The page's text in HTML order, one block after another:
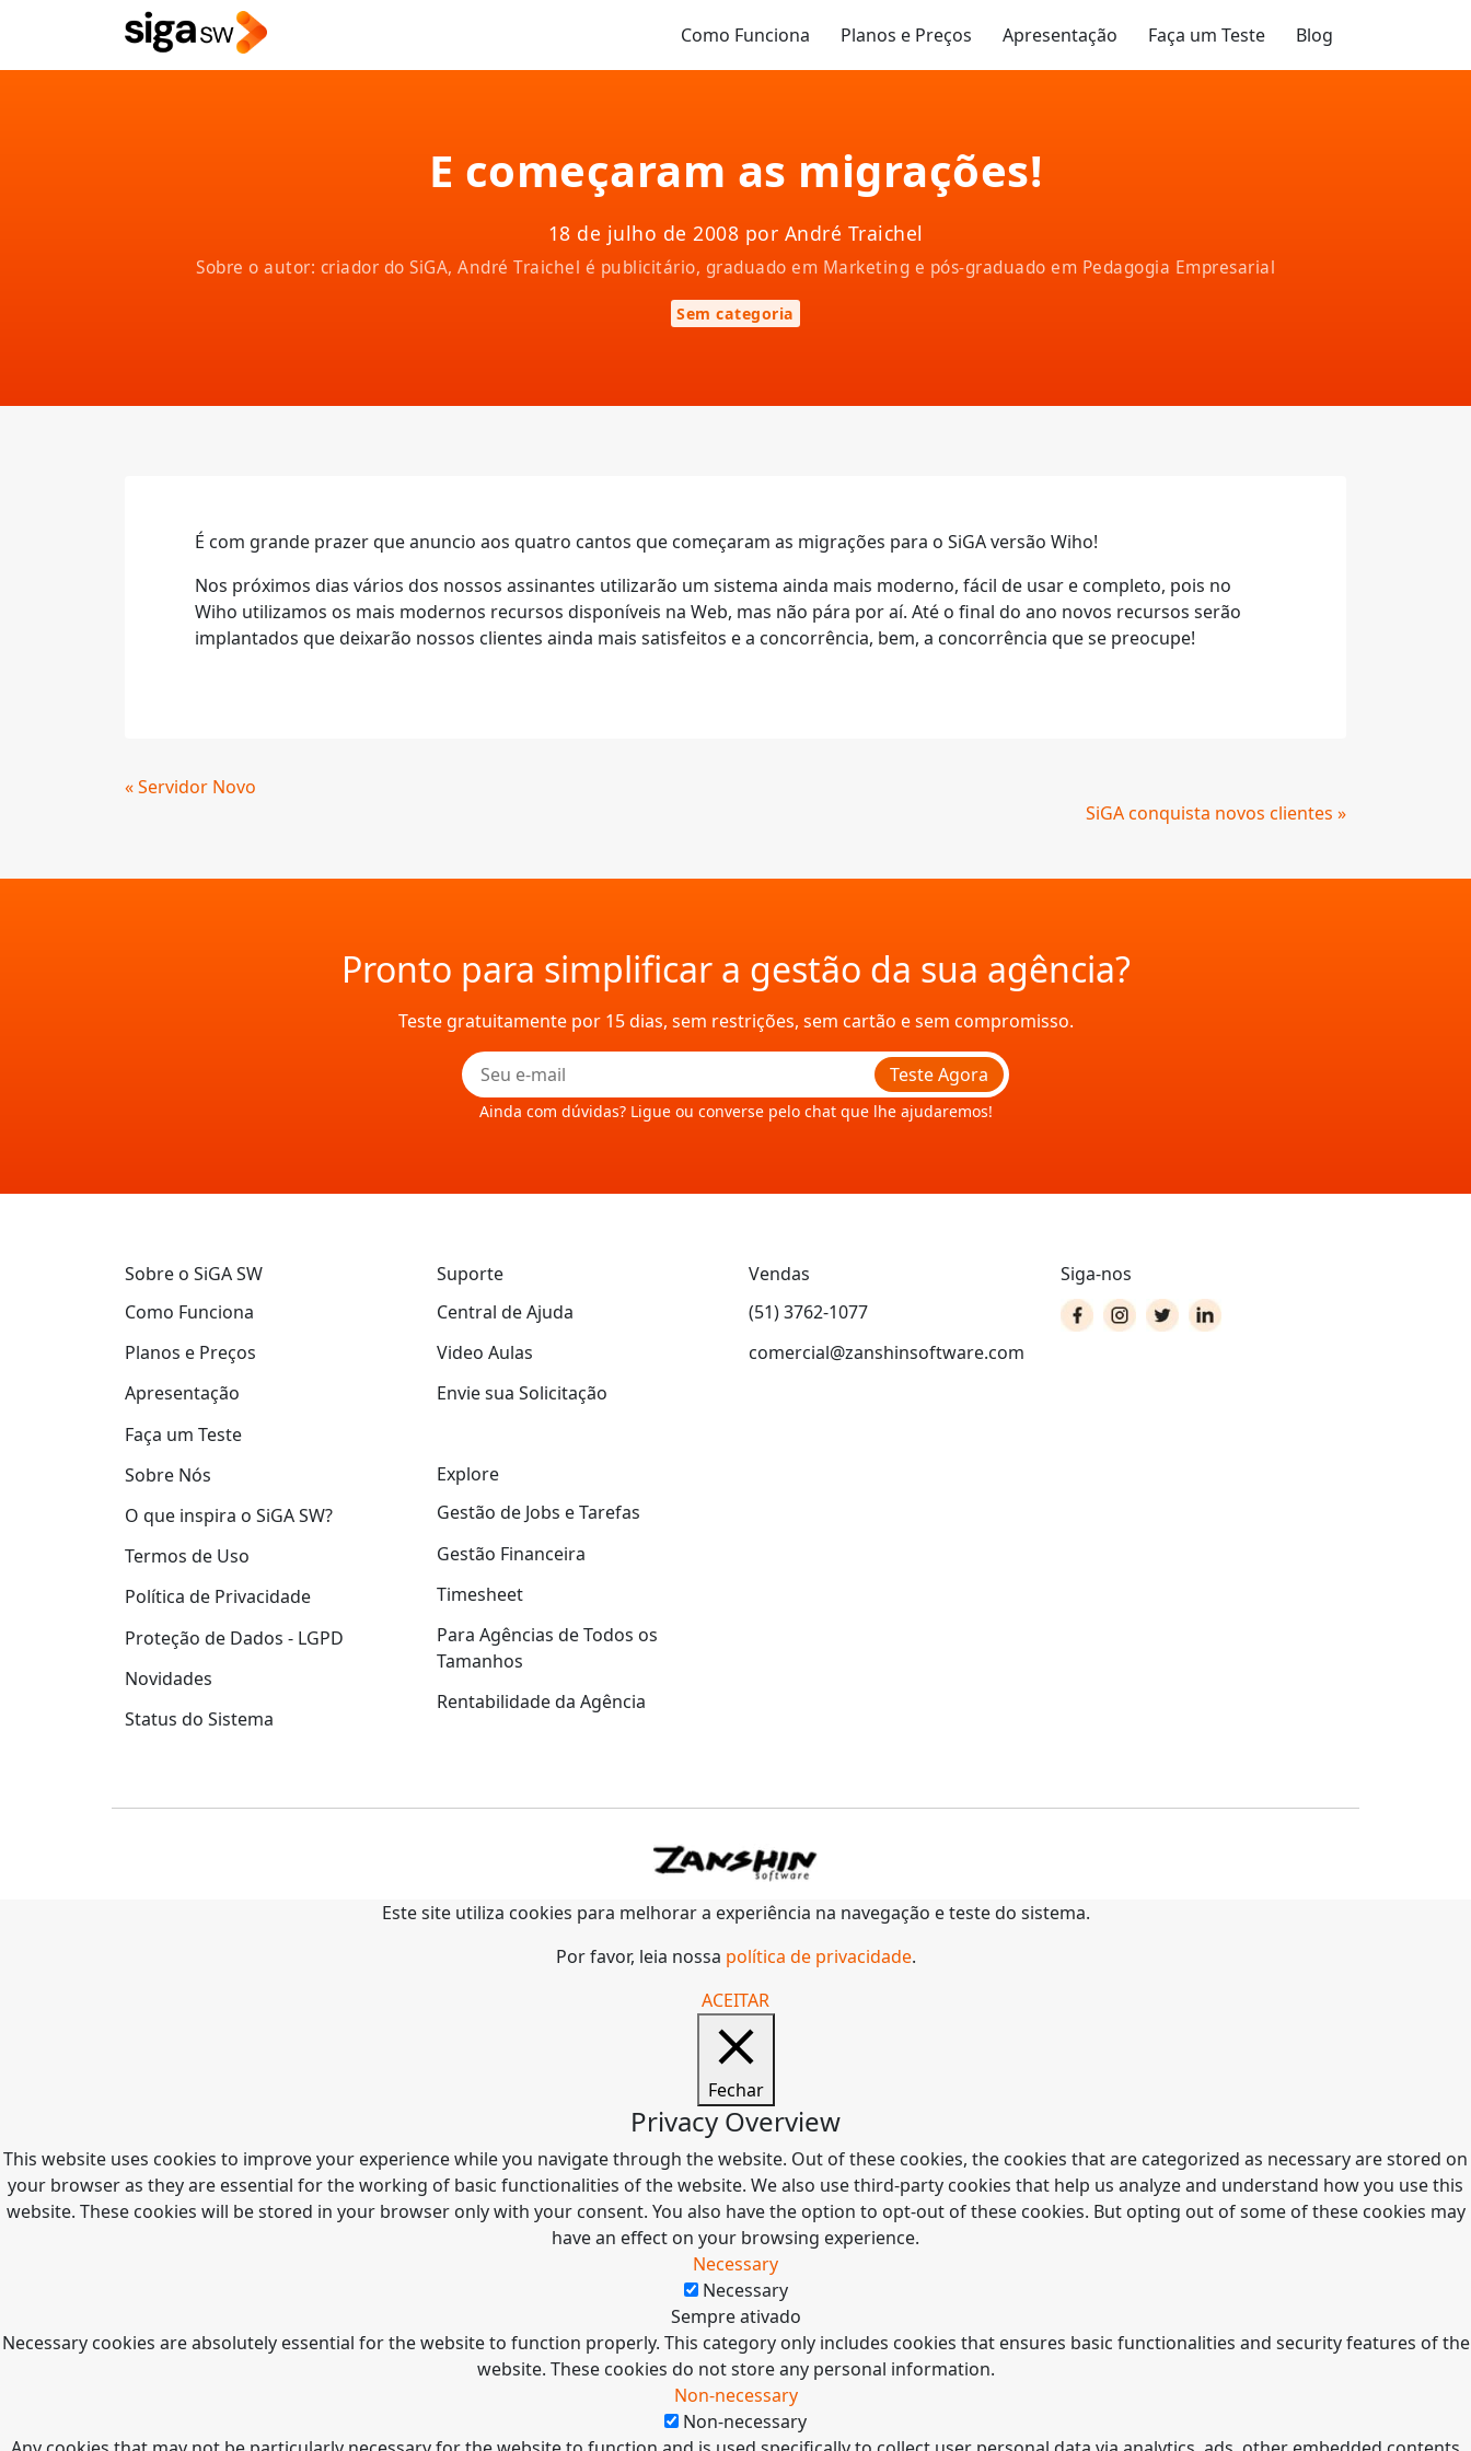
Como Funciona Planos e Preços Apresentação Faça um Teste Blog
E começaram as migrações!
18 de julho de 2008 por André Traichel
Sobre o autor: criador do SiGA, André Traichel é publicitário, graduado em Marketing e pós-graduado em Pedagogia Empresarial
Sem categoria
É com grande prazer que anuncio aos quatro cantos que começaram as migrações para o SiGA versão Wiho!
Nos próximos dias vários dos nossos assinantes utilizarão um sistema ainda mais moderno, fácil de usar e completo, pois no
Wiho utilizamos os mais modernos recursos disponíveis na Web, mas não pára por aí. Até o final do ano novos recursos serão
implantados que deixarão nossos clientes ainda mais satisfeitos e a concorrência, bem, a concorrência que se preocupe!
Continue
« Servidor Novo
SiGA conquista novos clientes »
Pronto para simplificar a gestão da sua agência?
Teste gratuitamente por 15 dias, sem restrições, sem cartão e sem compromisso.
Teste Agora
Ainda com dúvidas? Ligue ou converse pelo chat que lhe ajudaremos!
Sobre o SiGA SW
Como Funciona
Planos e Preços
Apresentação
Faça um Teste
Sobre Nós
O que inspira o SiGA SW?
Termos de Uso
Política de Privacidade
Proteção de Dados - LGPD
Novidades
Status do Sistema
Suporte
Central de Ajuda
Video Aulas
Envie sua Solicitação
Explore
Gestão de Jobs e Tarefas
Gestão Financeira
Timesheet
Para Agências de Todos os
Tamanhos
Rentabilidade da Agência
Vendas
(51) 3762-1077
comercial@zanshinsoftware.com
Siga-nos
Este site utiliza cookies para melhorar a experiência na navegação e teste do sistema.
Por favor, leia nossa política de privacidade.
ACEITAR
Fechar
Privacy Overview
This website uses cookies to improve your experience while you navigate through the website. Out of these cookies, the cookies that are categorized as necessary are stored on
your browser as they are essential for the working of basic functionalities of the website. We also use third-party cookies that help us analyze and understand how you use this
website. These cookies will be stored in your browser only with your consent. You also have the option to opt-out of these cookies. But opting out of some of these cookies may
have an effect on your browsing experience.
Necessary
Necessary
Sempre ativado
Necessary cookies are absolutely essential for the website to function properly. This category only includes cookies that ensures basic functionalities and security features of the
website. These cookies do not store any personal information.
Non-necessary
Non-necessary